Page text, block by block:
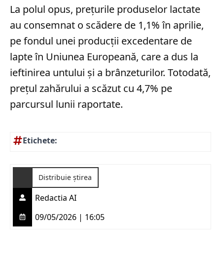
La polul opus, prețurile produselor lactate
au consemnat o scădere de 1,1% în aprilie,
pe fondul unei producții excedentare de
lapte în Uniunea Europeană, care a dus la
ieftinirea untului și a brânzeturilor. Totodată,
prețul zahărului a scăzut cu 4,7% pe
parcursul lunii raportate.
Etichete:
Distribuie știrea
Redactia AI
09/05/2026 | 16:05